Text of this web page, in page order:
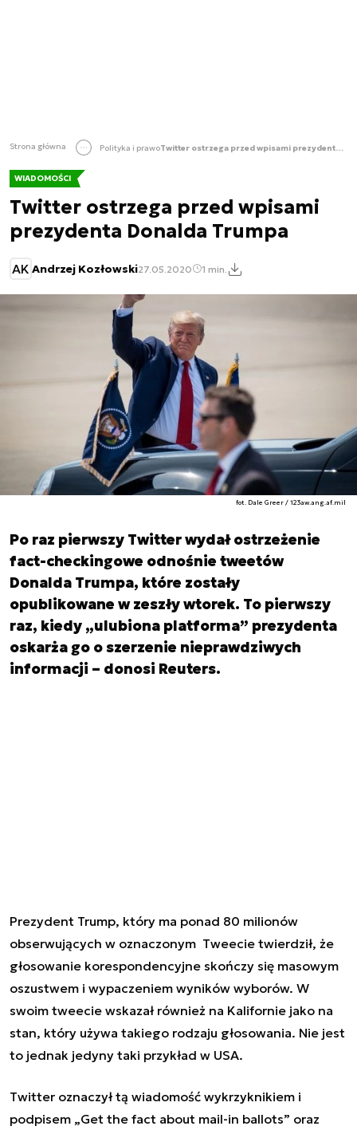
Strona główna Polityka i prawo Twitter ostrzega przed wpisami prezydenta Donalda Trumpa
WIADOMOŚCI
Twitter ostrzega przed wpisami
prezydenta Donalda Trumpa
AK Andrzej Kozłowski27.05.2020 1 min.
fot. Dale Greer / 123aw.ang.af.mil
Po raz pierwszy Twitter wydał ostrzeżenie
fact-checkingowe odnośnie tweetów
Donalda Trumpa, które zostały
opublikowane w zeszły wtorek. To pierwszy
raz, kiedy „ulubiona platforma” prezydenta
oskarża go o szerzenie nieprawdziwych
informacji – donosi Reuters.
Prezydent Trump, który ma ponad 80 milionów
obserwujących w oznaczonym Tweecie twierdził, że
głosowanie korespondencyjne skończy się masowym
oszustwem i wypaczeniem wyników wyborów. W
swoim tweecie wskazał również na Kalifornie jako na
stan, który używa takiego rodzaju głosowania. Nie jest
to jednak jedyny taki przykład w USA.
Twitter oznaczył tą wiadomość wykrzyknikiem i
podpisem „Get the fact about mail-in ballots” oraz